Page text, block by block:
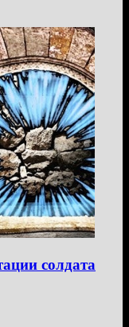
солдата